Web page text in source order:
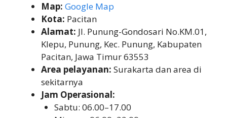
Map: Google Map
Kota: Pacitan
Alamat: Jl. Punung-Gondosari No.KM.01,
Klepu, Punung, Kec. Punung, Kabupaten
Pacitan, Jawa Timur 63553
Area pelayanan: Surakarta dan area di
sekitarnya
Jam Operasional:
Sabtu: 06.00–17.00